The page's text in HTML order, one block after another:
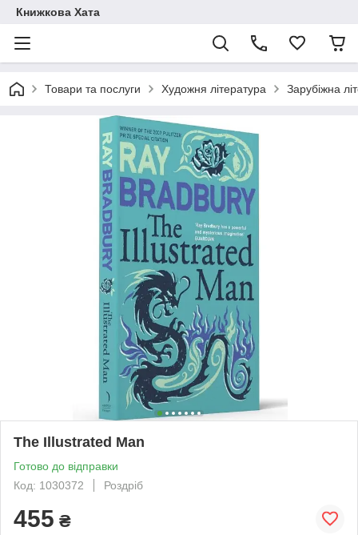
Книжкова Хата
Товари та послуги Художня література Зарубіжна
The Illustrated Man
Готово до відправки
Код: 1030372
Роздріб
455 ₴